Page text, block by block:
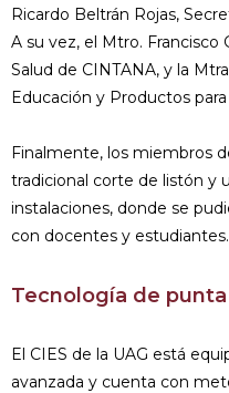
Ricardo Beltrán Rojas,
A su vez, el Mtro.
Salud de CINTANA, y la
Educación y Productos
Finalmente, los miembros
tradicional corte de listón y
instalaciones, donde se
con docentes y estudiantes.
Tecnología de punta
El CIES de la UAG está
avanzada y cuenta con